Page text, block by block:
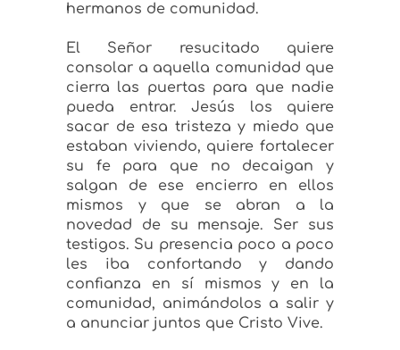
hermanos de comunidad.
El Señor resucitado quiere
consolar a aquella comunidad que
cierra las puertas para que nadie
pueda entrar. Jesús los quiere
sacar de esa tristeza y miedo que
estaban viviendo, quiere fortalecer
su fe para que no decaigan y
salgan de ese encierro en ellos
mismos y que se abran a la
novedad de su mensaje. Ser sus
testigos. Su presencia poco a poco
les iba confortando y dando
confianza en sí mismos y en la
comunidad, animándolos a salir y
a anunciar juntos que Cristo Vive.